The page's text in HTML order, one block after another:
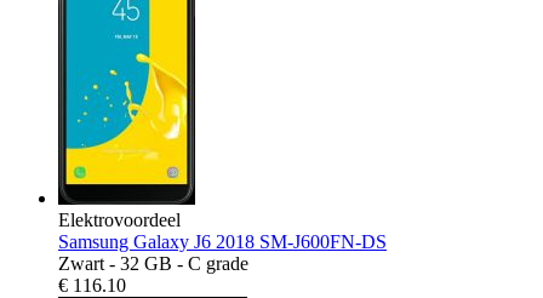
Elektrovoordeel
Samsung Galaxy J6 2018 SM-J600FN-DS
Zwart - 32 GB - C grade
€ 116.10